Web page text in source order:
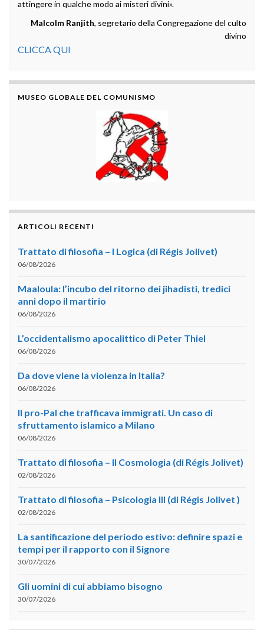
attingere in qualche modo ai misteri divini».
Malcolm Ranjith, segretario della Congregazione del culto
divino
CLICCA QUI
MUSEO GLOBALE DEL COMUNISMO
ARTICOLI RECENTI
Trattato di filosofia – I Logica (di Régis Jolivet)
06/08/2026
Maaloula: l’incubo del ritorno dei jihadisti, tredici
anni dopo il martirio
06/08/2026
L’occidentalismo apocalittico di Peter Thiel
06/08/2026
Da dove viene la violenza in Italia?
06/08/2026
Il pro-Pal che trafficava immigrati. Un caso di
sfruttamento islamico a Milano
06/08/2026
Trattato di filosofia – II Cosmologia (di Régis Jolivet)
02/08/2026
Trattato di filosofia – Psicologia III (di Régis Jolivet )
02/08/2026
La santificazione del periodo estivo: definire spazi e
tempi per il rapporto con il Signore
30/07/2026
Gli uomini di cui abbiamo bisogno
30/07/2026